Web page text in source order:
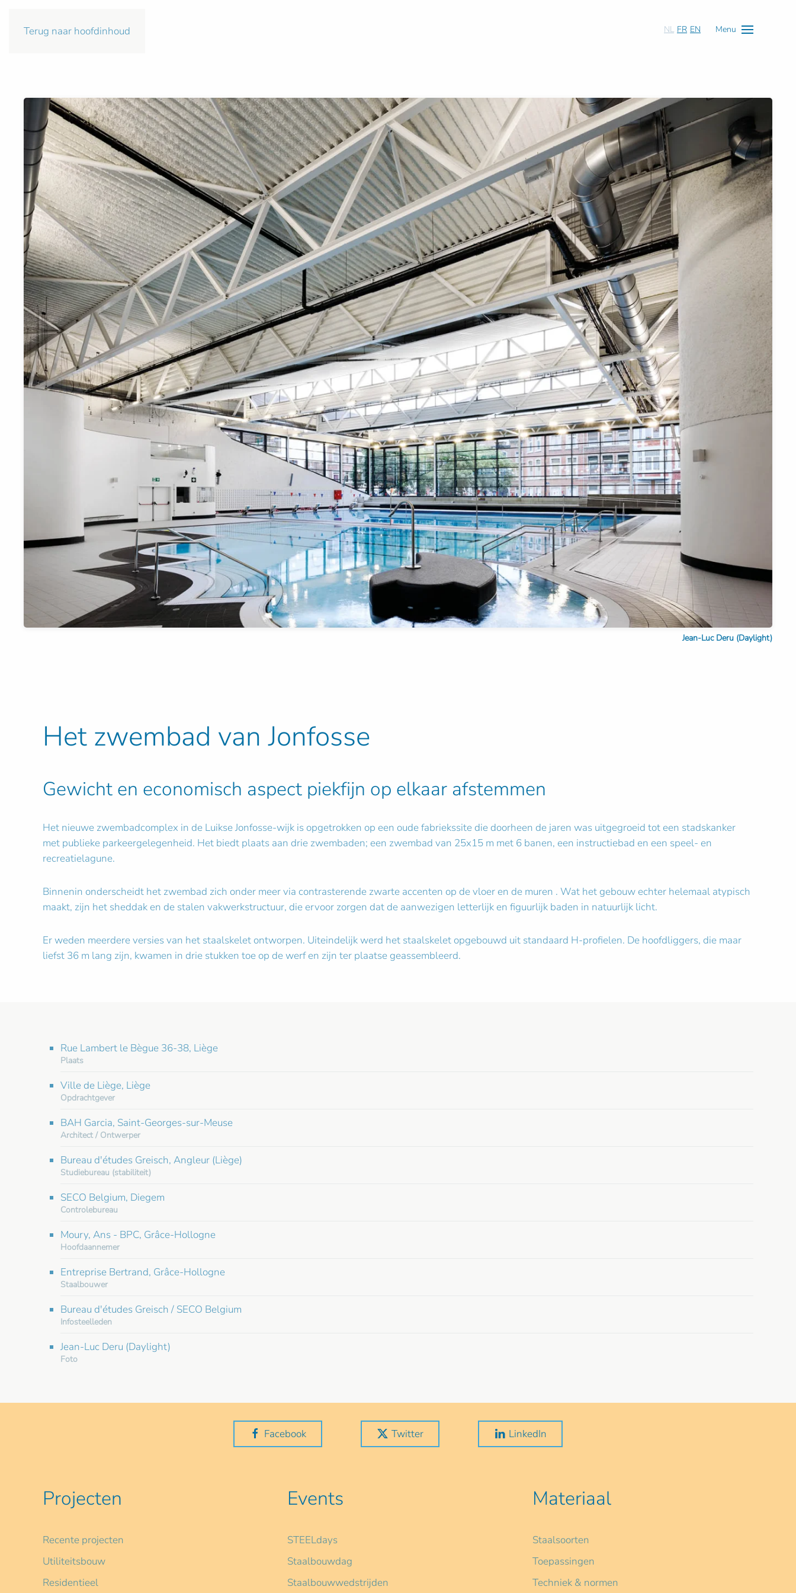
Terug naar hoofdinhoud NL FR EN Menu
Jean-Luc Deru (Daylight)
Het zwembad van Jonfosse
Gewicht en economisch aspect piekfijn op elkaar afstemmen
Het nieuwe zwembadcomplex in de Luikse Jonfosse-wijk is opgetrokken op een oude fabriekssite die doorheen de jaren was uitgegroeid tot een stadskanker
met publieke parkeergelegenheid. Het biedt plaats aan drie zwembaden; een zwembad van 25x15 m met 6 banen, een instructiebad en een speel- en
recreatielagune.
Binnenin onderscheidt het zwembad zich onder meer via contrasterende zwarte accenten op de vloer en de muren . Wat het gebouw echter helemaal atypisch
maakt, zijn het sheddak en de stalen vakwerkstructuur, die ervoor zorgen dat de aanwezigen letterlijk en figuurlijk baden in natuurlijk licht.
Er weden meerdere versies van het staalskelet ontworpen. Uiteindelijk werd het staalskelet opgebouwd uit standaard H-profielen. De hoofdliggers, die maar
liefst 36 m lang zijn, kwamen in drie stukken toe op de werf en zijn ter plaatse geassembleerd.
Rue Lambert le Bègue 36-38, Liège
Plaats
Ville de Liège, Liège
Opdrachtgever
BAH Garcia, Saint-Georges-sur-Meuse
Architect / Ontwerper
Bureau d'études Greisch, Angleur (Liège)
Studiebureau (stabiliteit)
SECO Belgium, Diegem
Controlebureau
Moury, Ans - BPC, Grâce-Hollogne
Hoofdaannemer
Entreprise Bertrand, Grâce-Hollogne
Staalbouwer
Bureau d'études Greisch / SECO Belgium
Infosteelleden
Jean-Luc Deru (Daylight)
Foto
Facebook Twitter LinkedIn
Projecten
Recente projecten
Utiliteitsbouw
Residentieel
Events
STEELdays
Staalbouwdag
Staalbouwwedstrijden
Materiaal
Staalsoorten
Toepassingen
Techniek & normen